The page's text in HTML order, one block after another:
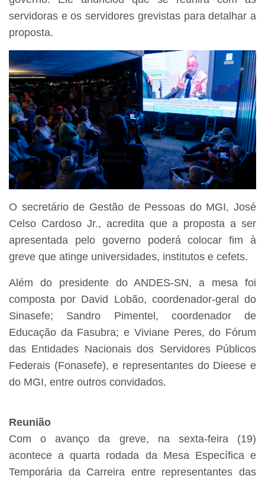
servidoras e os servidores grevistas para detalhar a
proposta.
O secretário de Gestão de Pessoas do MGI, José
Celso Cardoso Jr., acredita que a proposta a ser
apresentada pelo governo poderá colocar fim à
greve que atinge universidades, institutos e cefets.
Além do presidente do ANDES-SN, a mesa foi
composta por David Lobão, coordenador-geral do
Sinasefe; Sandro Pimentel, coordenador de
Educação da Fasubra; e Viviane Peres, do Fórum
das Entidades Nacionais dos Servidores Públicos
Federais (Fonasefe), e representantes do Dieese e
do MGI, entre outros convidados.
Reunião
Com o avanço da greve, na sexta-feira (19)
acontece a quarta rodada da Mesa Específica e
Temporária da Carreira entre representantes das